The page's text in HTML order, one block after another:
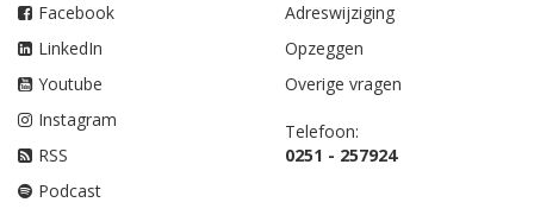
Facebook
LinkedIn
Youtube
Instagram
RSS
Podcast
Adreswijziging
Opzeggen
Overige vragen
Telefoon:
0251 - 257924